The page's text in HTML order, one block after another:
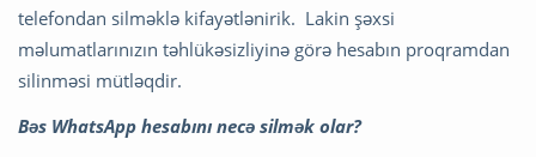
telefondan silməklə kifayətlənirik. Lakin şəxsi
məlumatlarınızın təhlükəsizliyinə görə hesabın proqramdan
silinməsi mütləqdir.
Bəs WhatsApp hesabını necə silmək olar?